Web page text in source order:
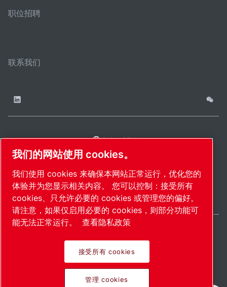
职位招聘
联系我们
网
地
图.
管理
津ICP备
号-2
津公网安备
号
权所有
China / ZH
Pioneering products.
我们的网站使用 cookies。
我们使用 cookies 来确保本网站正常运行，优化您的
体验并为您显示相关内容。 您可以控制：接受所有
cookies、只允许必要的 cookies 或管理您的偏好。
请注意，如果仅启用必要的 cookies，则部分功能可
能无法正常运行。
查看隐私政策
接受所有 cookies
管理 cookies